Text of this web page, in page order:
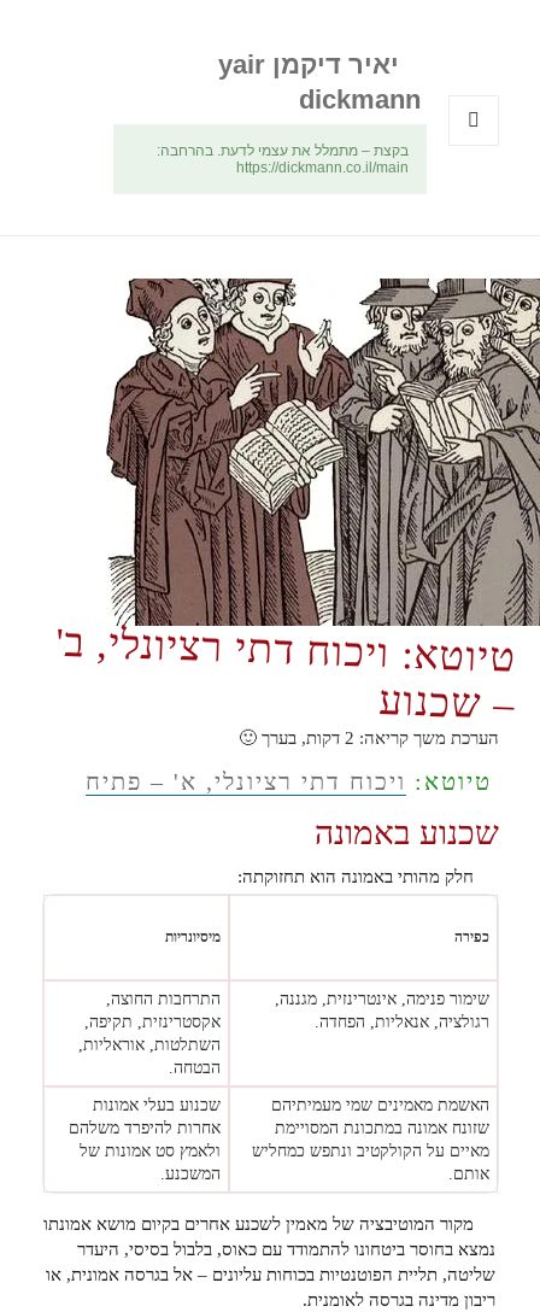
יאיר דיקמן yair
dickmann
בקצת – מתמלל את עצמי לדעת. בהרחבה:
https://dickmann.co.il/main
טיוטא: ויכוח דתי רציונלי, ב'
– שכנוע
הערכת משך קריאה: 2 דקות, בערך 🙂
טיוטא: ויכוח דתי רציונלי, א' – פתיח
שכנוע באמונה
חלק מהותי באמונה הוא תחזוקתה:
כפירה מיסיונריות
שימור פנימה, אינטרינזית, מגננה,
רגולציה, אנאליות, הפחדה.
התרחבות החוצה,
אקסטרינזית, תקיפה,
השתלטות, אוראליות,
הבטחה.
האשמת מאמינים שמי מעמיתיהם
שזונח אמונה במתכונת המסויימת
מאיים על הקולקטיב ונתפש כמחליש
אותם.
שכנוע בעלי אמונות
אחרות להיפרד משלהם
ולאמץ סט אמונות של
המשכנע.
מקור המוטיבציה של מאמין לשכנע אחרים בקיום מושא אמונתו
נמצא בחוסר ביטחונו להתמודד עם כאוס, בלבול בסיסי, היעדר
שליטה, תליית הפוטנטיות בכוחות עליונים – אל בגרסה אמונית, או
ריבון מדינה בגרסה לאומנית.